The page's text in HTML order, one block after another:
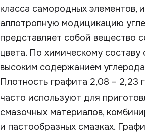
класса самородных элементов,
аллотропную модицикацию
представляет собой вещество
цвета. По химическому составу
высоким содержанием
Плотность графита 2,08 – 2,23
часто используют для
смазочных материалов,
и пастообразных смазках.